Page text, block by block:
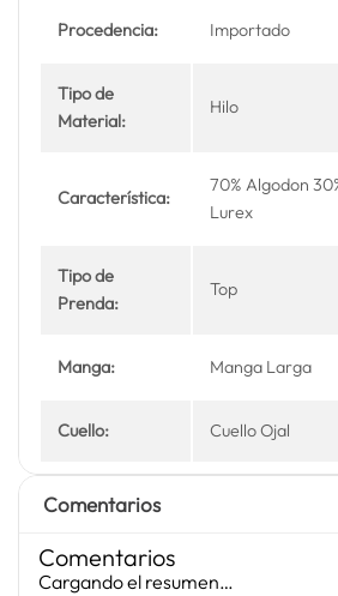
Procedencia: Importado
Tipo de
Material:
Hilo
Característica:
70% Algodon
Lurex
Tipo de
Prenda:
Top
Manga: Manga Larga
Cuello: Cuello Ojal
Comentarios
Comentarios
Cargando el resumen…